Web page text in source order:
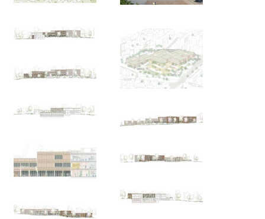
Der terrassierte Schulhof bildet Räume die zum
unabhängige Nutzung abends oder am Wochenende
Die stimmige topographische Gebäudesetzung setzt
sich in den differenzierten Schulhofebenen fort.
/  LANDESHAUPTSTADT STUTTGART - HOCHBAUAMT
/  JETTER LANDSCHAFTSARCHITEKTEN
/  WM ENERGIEBUERO